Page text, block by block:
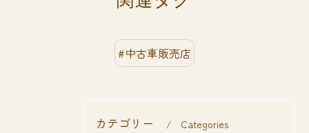
#中古車販売店
カテゴリー Categories